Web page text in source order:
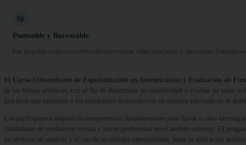
Puntuable y Baremable
Este programa cuenta con certificación universitaria, válido para bolsas y oposiciones. Consulta
El Curso Universitario de Especialización en Autenticación y Evaluación de
de las firmas artísticas, con el fin de determinar su autenticidad y evaluar su valor
prácticos que permitan a los estudiantes desenvolverse de manera adecuada en el
Los participantes adquirirán competencias fundamentales para llevar a cabo
habilidades de evaluación crítica y juicio profesional en el ámbito artístico. El
las técnicas de análisis y el uso de tecnología especializada, hasta la aplicación